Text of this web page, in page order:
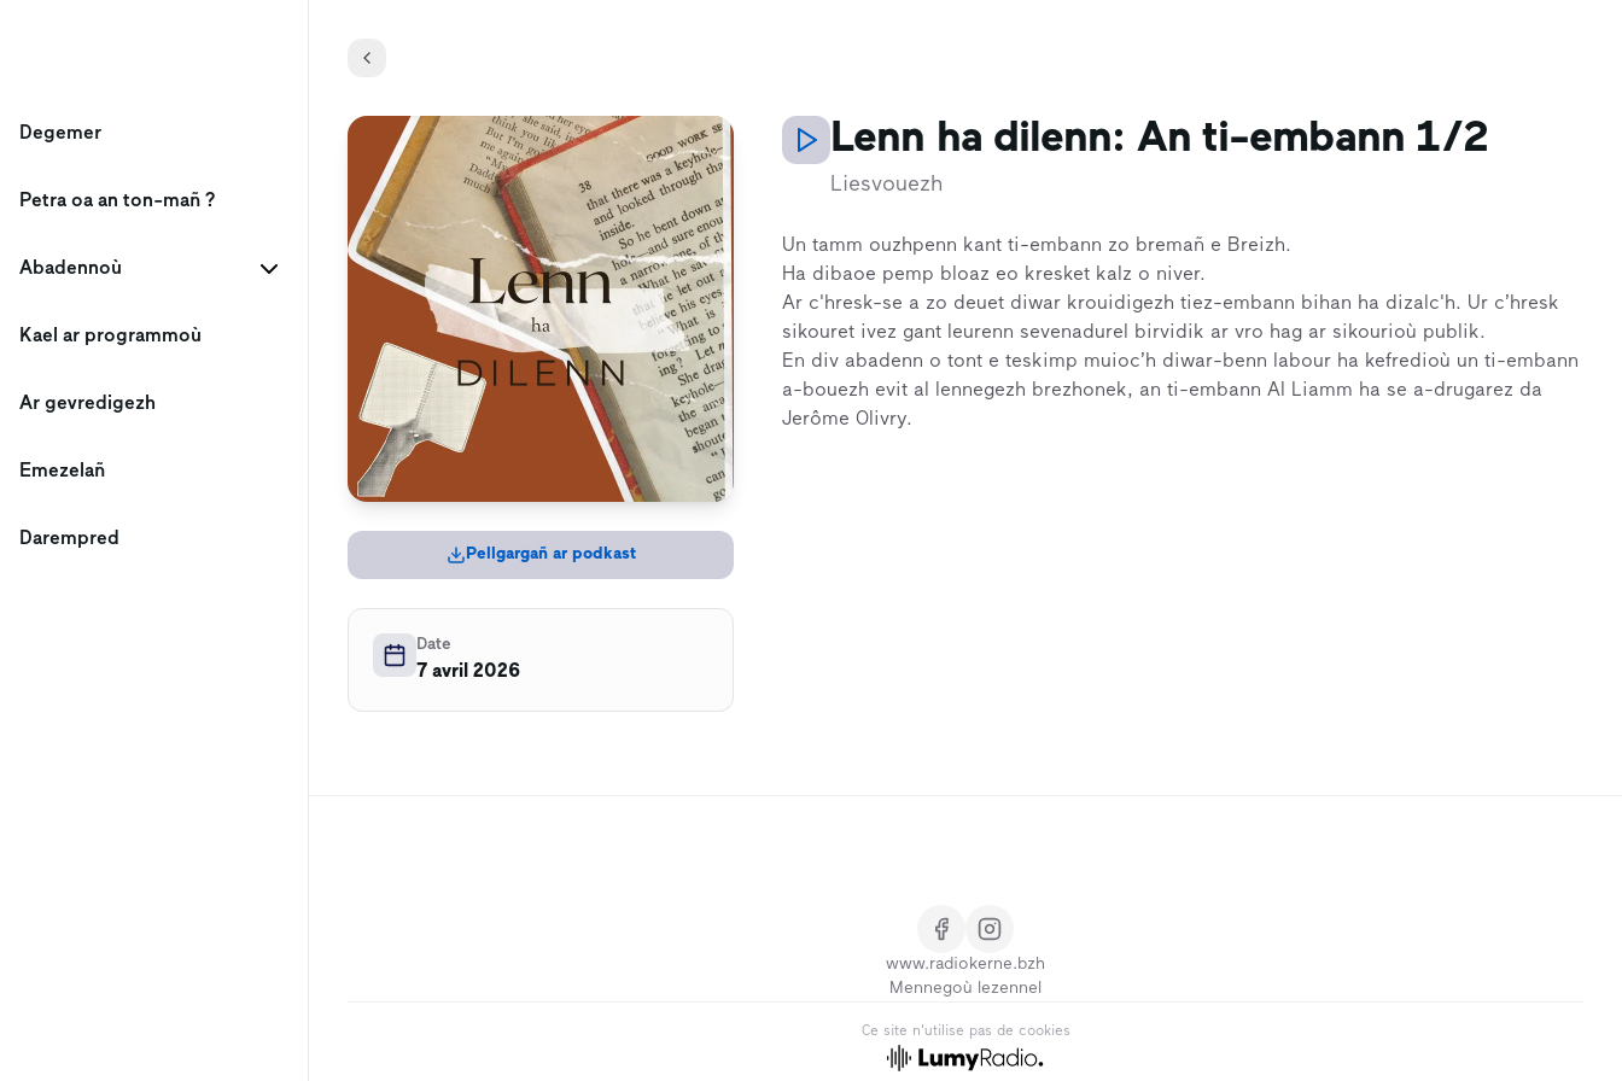
Degemer
Petra oa an ton-mañ ?
Abadennoù
Kael ar programmoù
Ar gevredigezh
Emezelañ
Darempred
Pellgargañ ar podkast
Date
7 avril 2026
Lenn ha dilenn: An ti-embann 1/2
Liesvouezh
Un tamm ouzhpenn kant ti-embann zo bremañ e Breizh.
Ha dibaoe pemp bloaz eo kresket kalz o niver.
Ar c'hresk-se a zo deuet diwar krouidigezh tiez-embann bihan ha dizalc'h. Ur c’hresk
sikouret ivez gant leurenn sevenadurel birvidik ar vro hag ar sikourioù publik.
En div abadenn o tont e teskimp muioc’h diwar-benn labour ha kefredioù un ti-embann
a-bouezh evit al lennegezh brezhonek, an ti-embann Al Liamm ha se a-drugarez da
Jerôme Olivry.
www.radiokerne.bzh
Mennegoù lezennel
Ce site n'utilise pas de cookies